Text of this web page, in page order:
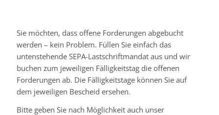
Sie möchten, dass offene Forderungen abgebucht
werden – kein Problem. Füllen Sie einfach das
untenstehende SEPA-Lastschriftmandat aus und wir
buchen zum jeweiligen Fälligkeitstag die offenen
Forderungen ab. Die Fälligkeitstage können Sie auf
dem jeweiligen Bescheid ersehen.
Bitte geben Sie nach Möglichkeit auch unser